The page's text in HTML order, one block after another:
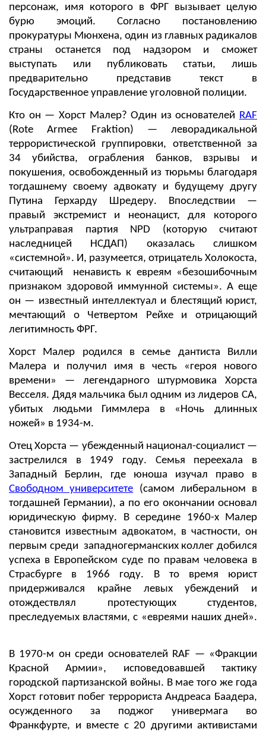
персонаж, имя которого в ФРГ вызывает целую
бурю эмоций. Согласно постановлению
прокуратуры Мюнхена, один из главных радикалов
страны останется под надзором и сможет
выступать или публиковать статьи, лишь
предварительно представив текст в
Государственное управление уголовной полиции.
Кто он — Хорст Малер? Один из основателей RAF
(Rote Armee Fraktion) — леворадикальной
террористической группировки, ответственной за
34 убийства, ограбления банков, взрывы и
покушения, освобожденный из тюрьмы благодаря
тогдашнему своему адвокату и будущему другу
Путина Герхарду Шредеру. Впоследствии —
правый экстремист и неонацист, для которого
ультраправая партия NPD (которую считают
наследницей НСДАП) оказалась слишком
«системной». И, разумеется, отрицатель Холокоста,
считающий ненависть к евреям «безошибочным
признаком здоровой иммунной системы». А еще
он — известный интеллектуал и блестящий юрист,
мечтающий о Четвертом Рейхе и отрицающий
легитимность ФРГ.
Хорст Малер родился в семье дантиста Вилли
Малера и получил имя в честь «героя нового
времени» — легендарного штурмовика Хорста
Весселя. Дядя мальчика был одним из лидеров СА,
убитых людьми Гиммлера в «Ночь длинных
ножей» в 1934-м.
Отец Хорста — убежденный национал-социалист —
застрелился в 1949 году. Семья переехала в
Западный Берлин, где юноша изучал право в
Свободном университете (самом либеральном в
тогдашней Германии), а по его окончании основал
юридическую фирму. В середине 1960-х Малер
становится известным адвокатом, в частности, он
первым среди западногерманских коллег добился
успеха в Европейском суде по правам человека в
Страсбурге в 1966 году. В то время юрист
придерживался крайне левых убеждений и
отождествлял протестующих студентов,
преследуемых властями, с «евреями наших дней».
В 1970-м он среди основателей RAF — «Фракции
Красной Армии», исповедовавшей тактику
городской партизанской войны. В мае того же года
Хорст готовит побег террориста Андреаса Баадера,
осужденного за поджог универмага во
Франкфурте, и вместе с 20 другими активистами